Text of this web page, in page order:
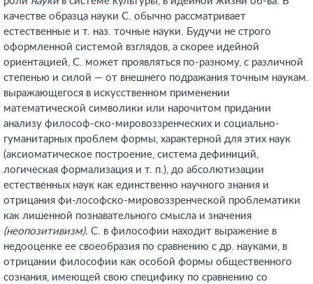
качестве образца науки С. обычно рассматривает
естественные и т. наз. точные науки. Будучи не строго
оформленной системой взглядов, а скорее идейной
ориентацией, С. может проявляться по-разному, с различной
степенью и силой — от внешнего подражания точным наукам.
выражающегося в искусственном применении
математической символики или нарочитом придании
анализу философ-ско-мировоззренческих и социально-
гуманитарных проблем формы, характерной для этих наук
(аксиоматическое построение, система дефиниций,
логическая формализация и т. п.), до абсолютизации
естественных наук как единственно научного знания и
отрицания фи-лософско-мировоззренческой проблематики
как лишенной познавательного смысла и значения
(неопозитивизм). С. в философии находит выражение в
недооценке ее своеобразия по сравнению с др. науками, в
отрицании философии как особой формы общественного
сознания, имеющей свою специфику по сравнению со